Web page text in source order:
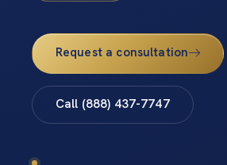
Request a consultation
Call (888) 437-7747